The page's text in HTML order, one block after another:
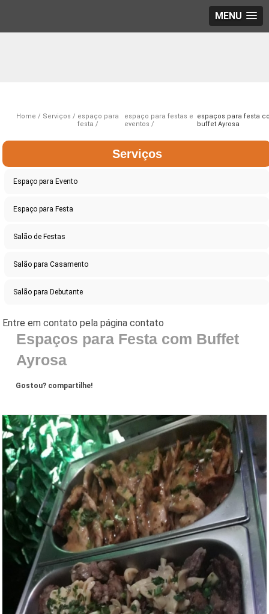
MENU
Home Serviços
espaço para
festa
espaço para festas e
eventos
espaços para festa
buffet Ayrosa
Serviços
Espaço para Evento
Espaço para Festa
Salão de Festas
Salão para Casamento
Salão para Debutante
Espaços para Festa com Buffet
Ayrosa
Gostou? compartilhe!